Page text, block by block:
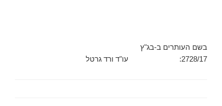
בשם העותרים ב-בג"ץ
2728/17:
עו"ד ורד גרטל